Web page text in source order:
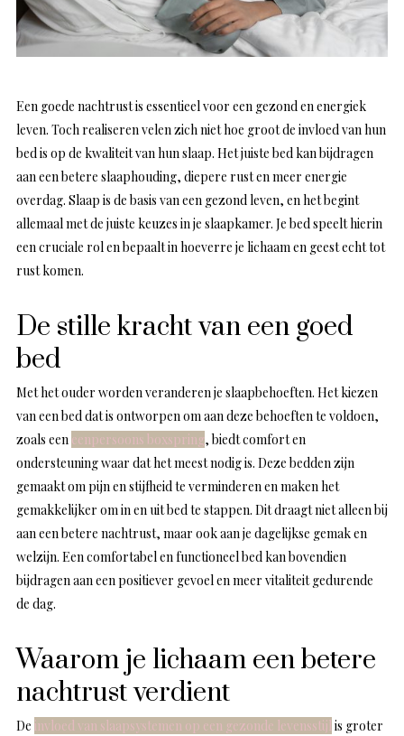
Een goede nachtrust is essentieel voor een gezond en energiek
leven. Toch realiseren velen zich niet hoe groot de invloed van hun
bed is op de kwaliteit van hun slaap. Het juiste bed kan bijdragen
aan een betere slaaphouding, diepere rust en meer energie
overdag. Slaap is de basis van een gezond leven, en het begint
allemaal met de juiste keuzes in je slaapkamer. Je bed speelt hierin
een cruciale rol en bepaalt in hoeverre je lichaam en geest echt tot
rust komen.
De stille kracht van een goed
bed
Met het ouder worden veranderen je slaapbehoeften. Het kiezen
van een bed dat is ontworpen om aan deze behoeften te voldoen,
zoals een eenpersoons boxspring, biedt comfort en
ondersteuning waar dat het meest nodig is. Deze bedden zijn
gemaakt om pijn en stijfheid te verminderen en maken het
gemakkelijker om in en uit bed te stappen. Dit draagt niet alleen bij
aan een betere nachtrust, maar ook aan je dagelijkse gemak en
welzijn. Een comfortabel en functioneel bed kan bovendien
bijdragen aan een positiever gevoel en meer vitaliteit gedurende
de dag.
Waarom je lichaam een betere
nachtrust verdient
De invloed van slaapsystemen op een gezonde levensstijl is groter